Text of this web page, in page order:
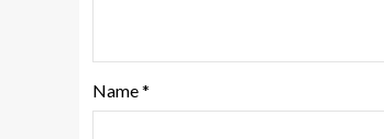
Name*